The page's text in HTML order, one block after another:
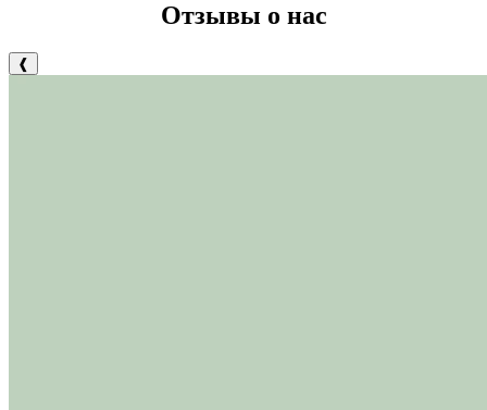
Отзывы о нас
❰